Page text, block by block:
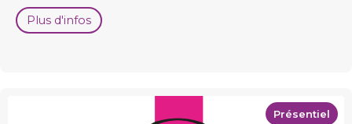
Plus d'infos
Présentiel